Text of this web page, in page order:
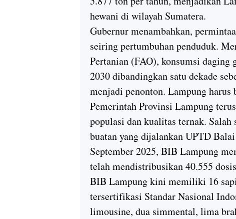
hewani di wilayah Sumatera.
Gubernur menambahkan,
seiring pertumbuhan penduduk.
Pertanian (FAO), konsumsi daging
2030 dibandingkan satu dekade
menjadi penonton. Lampung harus
Pemerintah Provinsi Lampung
populasi dan kualitas ternak.
buatan yang dijalankan UPTD
September 2025, BIB Lampung
telah mendistribusikan 40.555
BIB Lampung kini memiliki 16
tersertifikasi Standar Nasional
limousine, dua simmental, lima